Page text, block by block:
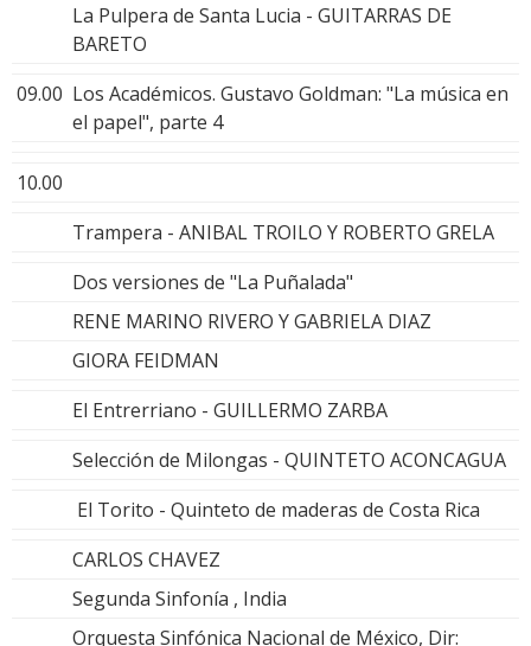
La Pulpera de Santa Lucia - GUITARRAS DE
BARETO
09.00 Los Académicos. Gustavo Goldman: "La música en
el papel", parte 4
10.00
Trampera - ANIBAL TROILO Y ROBERTO GRELA
Dos versiones de "La Puñalada"
RENE MARINO RIVERO Y GABRIELA DIAZ
GIORA FEIDMAN
El Entrerriano - GUILLERMO ZARBA
Selección de Milongas - QUINTETO ACONCAGUA
El Torito - Quinteto de maderas de Costa Rica
CARLOS CHAVEZ
Segunda Sinfonía , India
Orquesta Sinfónica Nacional de México, Dir: